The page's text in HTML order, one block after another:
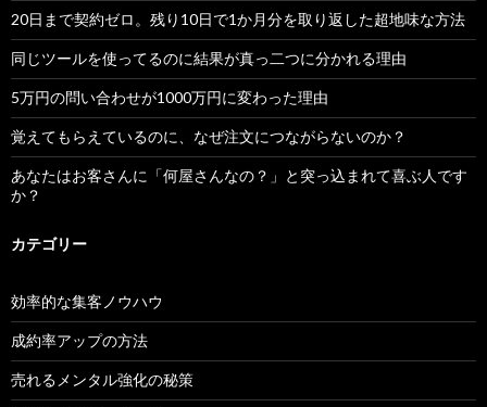
20日まで契約ゼロ。残り10日で1か月分を取り返した超地味な方法
同じツールを使ってるのに結果が真っ二つに分かれる理由
5万円の問い合わせが1000万円に変わった理由
覚えてもらえているのに、なぜ注文につながらないのか？
あなたはお客さんに「何屋さんなの？」と突っ込まれて喜ぶ人です
か？
カテゴリー
効率的な集客ノウハウ
成約率アップの方法
売れるメンタル強化の秘策